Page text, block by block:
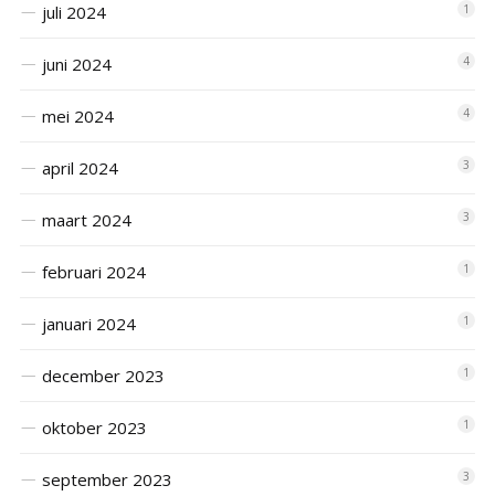
juli 2024 1
juni 2024 4
mei 2024 4
april 2024 3
maart 2024 3
februari 2024 1
januari 2024 1
december 2023 1
oktober 2023 1
september 2023 3